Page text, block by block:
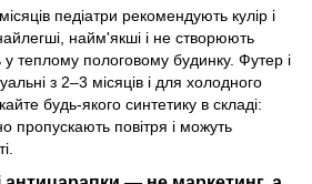
педіатри рекомендують кулір і
найм'якші і не створюють
у теплому пологовому будинку. Футер і
з 2–3 місяців і для холодного
будь-якого синтетику в складі:
пропускають повітря і можуть